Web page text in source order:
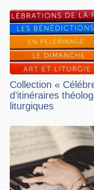
Collection «
d’itinéraires
liturgiques